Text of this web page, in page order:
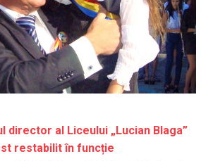
director al Liceului „Lucian Blaga”
restabilit în funcție